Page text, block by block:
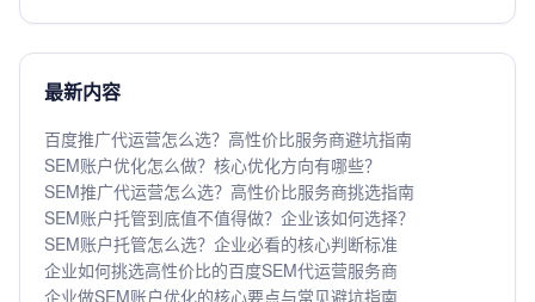
最新内容
百度推广代运营怎么选？高性价比服务商避坑指南
SEM账户优化怎么做？核心优化方向有哪些？
SEM推广代运营怎么选？高性价比服务商挑选指南
SEM账户托管到底值不值得做？企业该如何选择？
SEM账户托管怎么选？企业必看的核心判断标准
企业如何挑选高性价比的百度SEM代运营服务商
企业做SEM账户优化的核心要点与常见避坑指南